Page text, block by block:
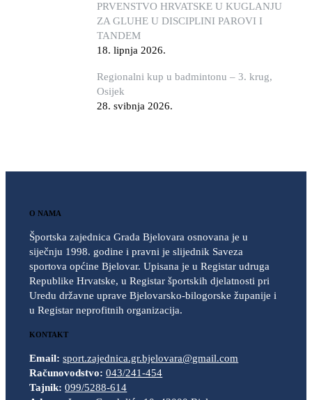
PRVENSTVO HRVATSKE U KUGLANJU
ZA GLUHE U DISCIPLINI PAROVI I
TANDEM
18. lipnja 2026.
Regionalni kup u badmintonu – 3. krug,
Osijek
28. svibnja 2026.
O NAMA
Športska zajednica Grada Bjelovara osnovana je u
siječnju 1998. godine i pravni je slijednik Saveza
sportova općine Bjelovar. Upisana je u Registar udruga
Republike Hrvatske, u Registar športskih djelatnosti pri
Uredu državne uprave Bjelovarsko-bilogorske županije i
u Registar neprofitnih organizacija.
KONTAKT
Email: sport.zajednica.gr.bjelovara@gmail.com
Računovodstvo: 043/241-454
Tajnik: 099/5288-614